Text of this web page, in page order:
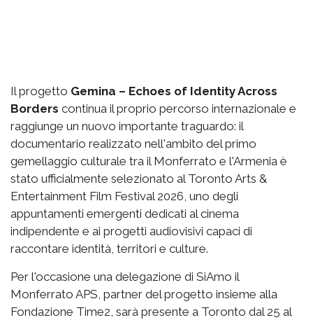
Il progetto Gemina – Echoes of Identity Across
Borders continua il proprio percorso internazionale e
raggiunge un nuovo importante traguardo: il
documentario realizzato nell'ambito del primo
gemellaggio culturale tra il Monferrato e l'Armenia è
stato ufficialmente selezionato al Toronto Arts &
Entertainment Film Festival 2026, uno degli
appuntamenti emergenti dedicati al cinema
indipendente e ai progetti audiovisivi capaci di
raccontare identità, territori e culture.
Per l'occasione una delegazione di SiAmo il
Monferrato APS, partner del progetto insieme alla
Fondazione Time2, sarà presente a Toronto dal 25 al